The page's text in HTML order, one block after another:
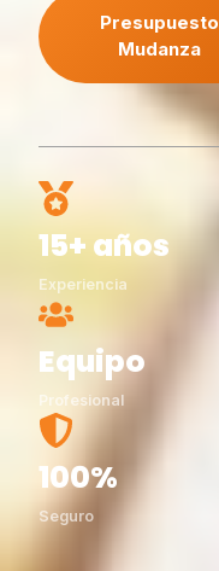
Presupuesto
Mudanza
15+ años
Experiencia
Equipo
Profesional
100%
Seguro